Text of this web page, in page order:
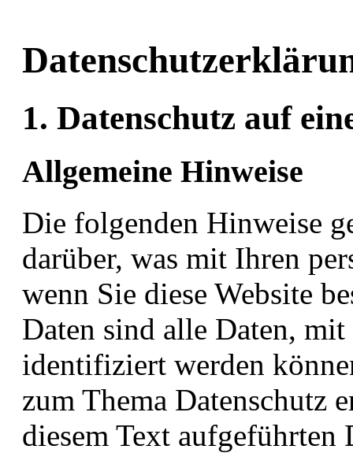
1. Datenschutz auf
Allgemeine Hinweise
Die folgenden Hinweise
darüber, was mit Ihren
wenn Sie diese Website
Daten sind alle Daten,
identifiziert werden
zum Thema Datenschutz
diesem Text aufgeführten